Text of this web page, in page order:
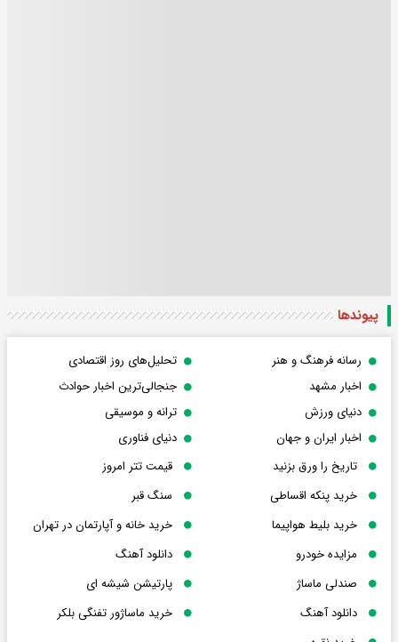
پیوندها
رسانه فرهنگ و هنر
تحلیل‌های روز اقتصادی
اخبار مشهد
جنجالی‌ترین اخبار حوادث
دنیای ورزش
ترانه و موسیقی
اخبار ایران و جهان
دنیای فناوری
تاریخ را ورق بزنید
قیمت تتر امروز
خرید پنکه اقساطی
سنگ قبر
خرید بلیط هواپیما
خرید خانه و آپارتمان در تهران
مزایده خودرو
دانلود آهنگ
صندلی ماساژ
پارتیشن شیشه ای
دانلود آهنگ
خرید ماساژور تفنگی بلکر